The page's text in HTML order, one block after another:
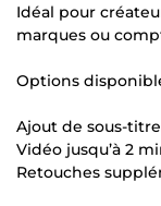
Idéal pour
marques ou
Options
Ajout de sous-
Vidéo jusqu’à 2
Retouches